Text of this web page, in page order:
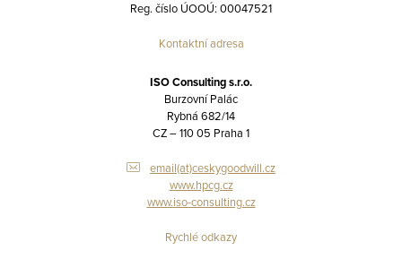
Reg. číslo ÚOOÚ: 00047521
Kontaktní adresa
ISO Consulting s.r.o.
Burzovní Palác
Rybná 682/14
CZ – 110 05 Praha 1
email(at)ceskygoodwill.cz
www.hpcg.cz
www.iso-consulting.cz
Rychlé odkazy